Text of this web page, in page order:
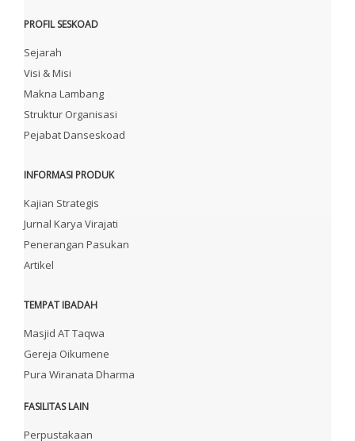
PROFIL SESKOAD
Sejarah
Visi & Misi
Makna Lambang
Struktur Organisasi
Pejabat Danseskoad
INFORMASI PRODUK
Kajian Strategis
Jurnal Karya Virajati
Penerangan Pasukan
Artikel
TEMPAT IBADAH
Masjid AT Taqwa
Gereja Oikumene
Pura Wiranata Dharma
FASILITAS LAIN
Perpustakaan